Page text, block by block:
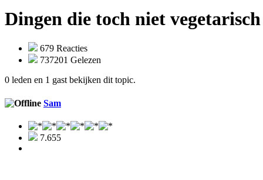
Dingen die toch niet
679 Reacties
737201 Gelezen
0 leden en 1 gast bekijken dit topic.
Sam
7.655